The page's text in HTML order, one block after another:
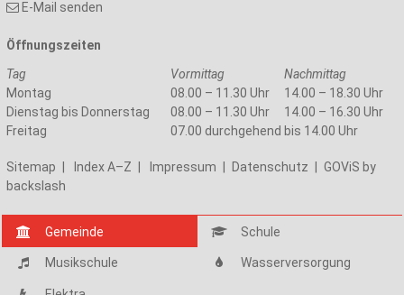
E-Mail senden
Öffnungszeiten
Tag
Vormittag
Nachmittag
Montag
08.00 – 11.30 Uhr
14.00 – 18.30 Uhr
Dienstag bis Donnerstag
08.00 – 11.30 Uhr
14.00 – 16.30 Uhr
Freitag
07.00 durchgehend bis 14.00 Uhr
Sitemap Index A–Z Impressum Datenschutz GOViS by
backslash
Gemeinde Schule
Musikschule Wasserversorgung